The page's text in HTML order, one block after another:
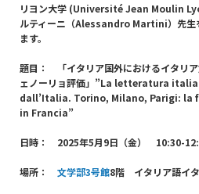
リヨン大学 (Université Jean Moulin
ルティーニ（Alessandro Martini）先生
ます。
題目： 「イタリア国外におけるイタリ
ェノーリョ評価」”La letteratura
dall’Italia. Torino, Milano, Parigi: la
in Francia”
日時： 2025年5月9日（金） 10:30-
場所： 文学部3号館8階 イタリア語イタ